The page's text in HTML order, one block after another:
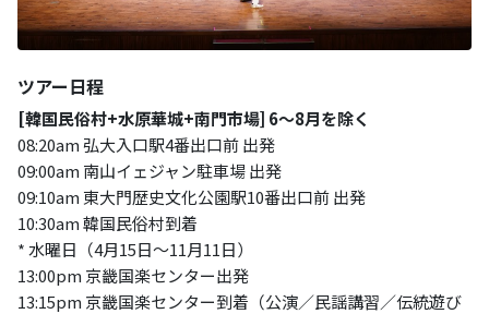
ツアー日程
[韓国民俗村+水原華城+南門市場] 6～8月を除く
08:20am 弘大入口駅4番出口前 出発
09:00am 南山イェジャン駐車場 出発
09:10am 東大門歴史文化公園駅10番出口前 出発
10:30am 韓国民俗村到着
* 水曜日（4月15日～11月11日）
13:00pm 京畿国楽センター出発
13:15pm 京畿国楽センター到着（公演／民謡講習／伝統遊び